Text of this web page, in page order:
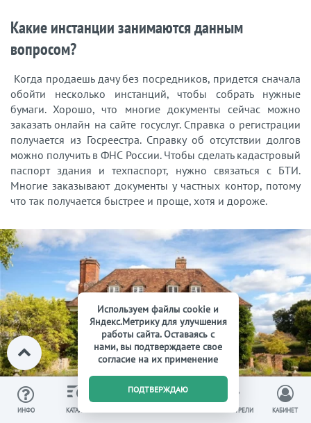
Какие инстанции занимаются данным
вопросом?
Когда продаешь дачу без посредников, придется сначала
обойти несколько инстанций, чтобы собрать нужные
бумаги. Хорошо, что многие документы сейчас можно
заказать онлайн на сайте госуслуг. Справка о регистрации
получается из Госреестра. Справку об отсутствии долгов
можно получить в ФНС России. Чтобы сделать кадастровый
паспорт здания и техпаспорт, нужно связаться с БТИ.
Многие заказывают документы у частных контор, потому
что так получается быстрее и проще, хотя и дороже.
ИНФО КАТАЛОГ
0
ВЫ СМОТРЕЛИ КАБИНЕТ
Используем файлы cookie и
Яндекс.Метрику для улучшения
работы сайта. Оставаясь с
нами, вы подтверждаете свое
согласие на их применение
ПОДТВЕРЖДАЮ